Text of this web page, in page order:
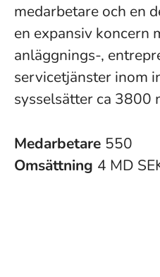
medarbetare och en
en expansiv koncern
anläggnings-,
servicetjänster inom
sysselsätter ca 3800
Medarbetare 550
Omsättning 4 MD